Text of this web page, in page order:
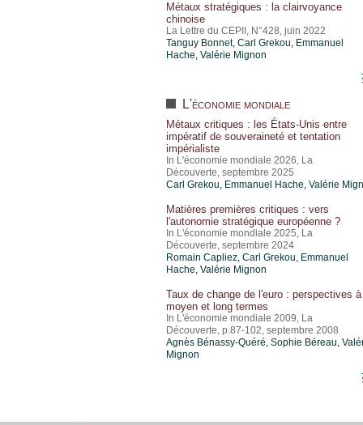
Métaux stratégiques : la clairvoyance
chinoise
La Lettre du CEPII, N°428, juin 2022
Tanguy Bonnet, Carl Grekou, Emmanuel
Hache, Valérie Mignon
L'économie mondiale
Métaux critiques : les États-Unis entre
impératif de souveraineté et tentation
impérialiste
In L'économie mondiale 2026, La
Découverte, septembre 2025
Carl Grekou, Emmanuel Hache, Valérie
Matières premières critiques : vers
l'autonomie stratégique européenne ?
In L'économie mondiale 2025, La
Découverte, septembre 2024
Romain Capliez, Carl Grekou, Emmanuel
Hache, Valérie Mignon
Taux de change de l'euro : perspectives à
moyen et long termes
In L'économie mondiale 2009, La
Découverte, p.87-102, septembre 2008
Agnès Bénassy-Quéré, Sophie Béreau,
Mignon